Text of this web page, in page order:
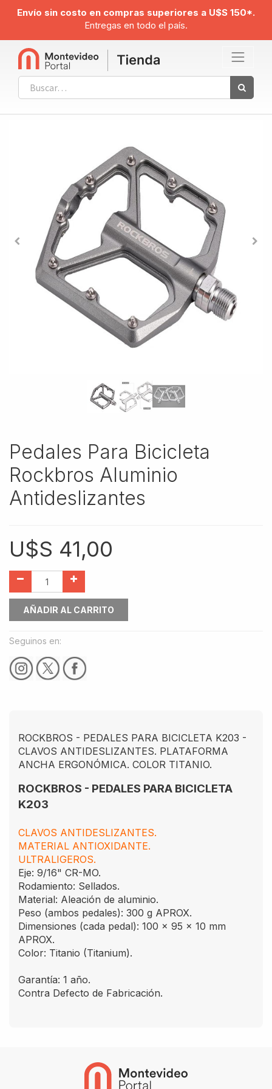
Envío sin costo en compras superiores a U$S 150*.
Entregas en todo el país.
Pedales Para Bicicleta
Rockbros Aluminio
Antideslizantes
U$S 41,00
AÑADIR AL CARRITO
Seguinos en:
ROCKBROS - PEDALES PARA BICICLETA K203 -
CLAVOS ANTIDESLIZANTES. PLATAFORMA
ANCHA ERGONÓMICA. COLOR TITANIO.
ROCKBROS - PEDALES PARA BICICLETA
K203
CLAVOS ANTIDESLIZANTES.
MATERIAL ANTIOXIDANTE.
ULTRALIGEROS.
Eje: 9/16" CR-MO.
Rodamiento: Sellados.
Material: Aleación de aluminio.
Peso (ambos pedales): 300 g APROX.
Dimensiones (cada pedal): 100 x 95 x 10 mm
APROX.
Color: Titanio (Titanium).
Garantía: 1 año.
Contra Defecto de Fabricación.